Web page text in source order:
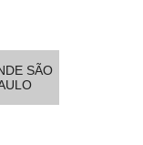
SÃO